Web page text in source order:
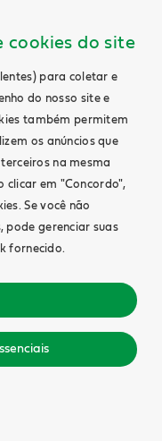
cookies do site
para coletar e
do nosso site e
também permitem
os anúncios que
na mesma
clicar em "Concordo",
Se você não
pode gerenciar suas
fornecido.